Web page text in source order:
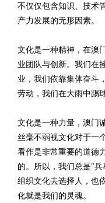
不仅仅包含知识、技术
产力发展的无形因素。
文化是一种精神，在澳
业团队与创新。我们在
业，我们依靠集体奋
劳动，我们在大雨中
文化是一种力量，澳门
丝毫不弱视文化对于一
看作是非常重要的道德
的。所以，我们总是"
组织文化去选择人，也
化就是我们的灵魂。